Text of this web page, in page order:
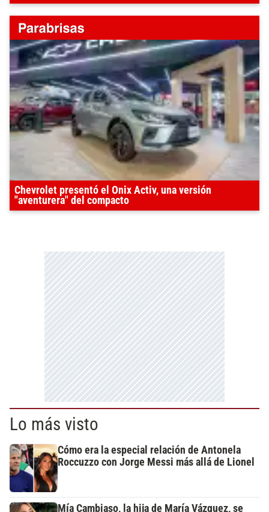
Chevrolet presentó el Onix Activ, una versión
"aventurera" del compacto
Lo más visto
Cómo era la especial relación de Antonela
Roccuzzo con Jorge Messi más allá de Lionel
Mía Cambiaso, la hija de María Vázquez, se